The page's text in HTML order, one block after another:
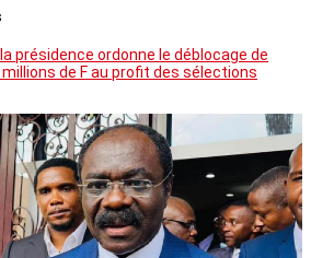
présidence ordonne le déblocage de
de F au profit des sélections